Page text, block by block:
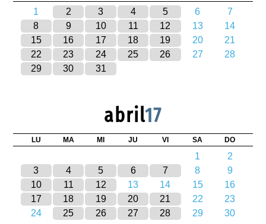
1 2 3 4 5 6
7
8
9 10 11 12 13
14
15
16 17 18 19 20
21
22
23 24 25 26 27
28
29
30 31
abril17
LU MA MI JU VI SA DO
1
2
3
4 5 6 7 8
9
10
11 12 13 14 15
16
17
18 19 20 21 22
23
24
25 26 27 28 29 30